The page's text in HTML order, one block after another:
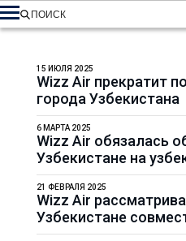
ПОИСК
Wizz Air прекратит
города Узбекистана
15 ИЮЛЯ 2025
Wizz Air обязалась
Узбекистане на
6 МАРТА 2025
Wizz Air
Узбекистане
21 ФЕВРАЛЯ 2025